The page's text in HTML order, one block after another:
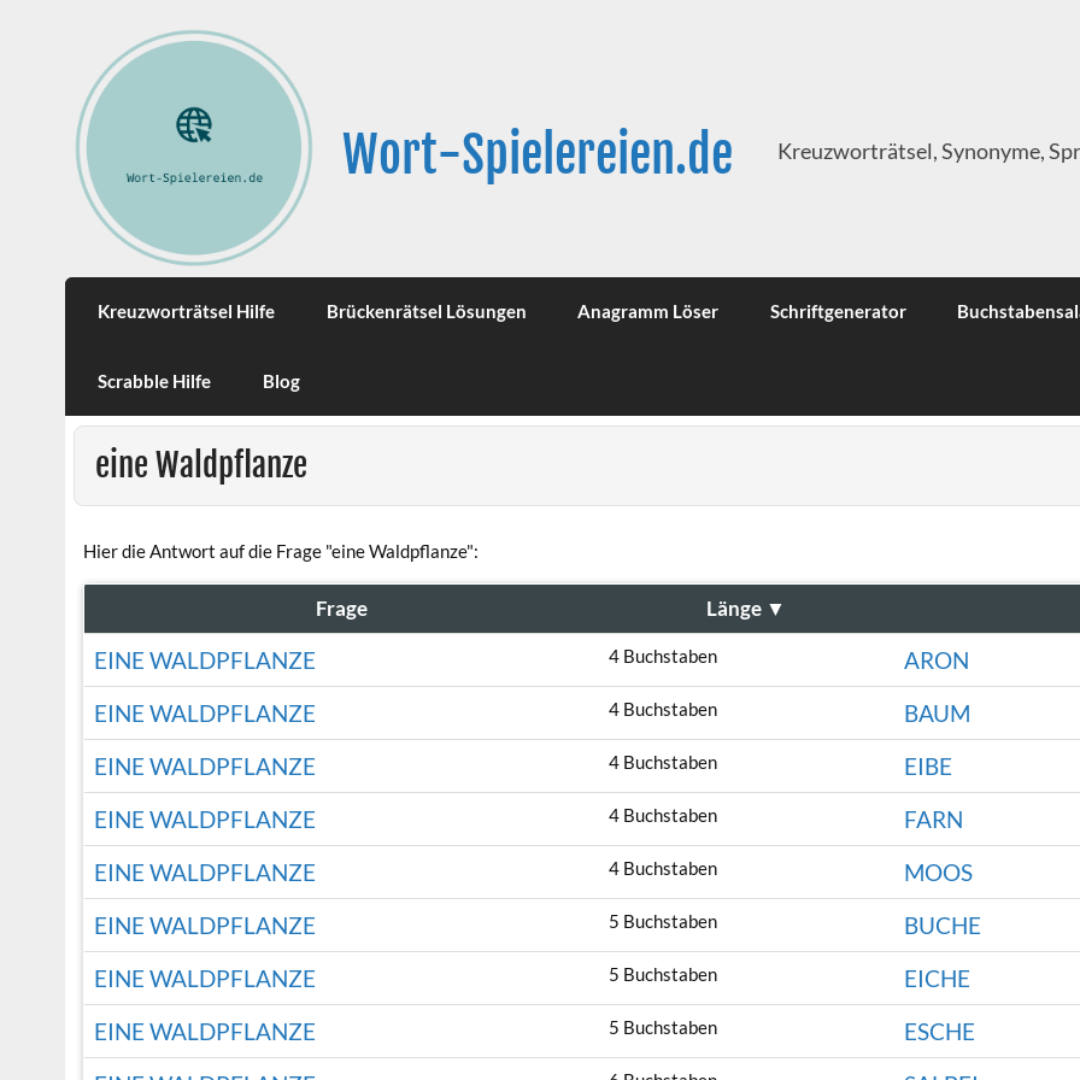
Wort-Spielereien.de Kreuzworträtsel, Synonyme,
Kreuzworträtsel Hilfe Brückenrätsel Lösungen Anagramm Löser Schriftgenerator
Scrabble Hilfe Blog
eine Waldpflanze
Hier die Antwort auf die Frage "eine Waldpflanze":
Frage Länge ▼
EINE WALDPFLANZE 4 Buchstaben
ARON
EINE WALDPFLANZE
4 Buchstaben
BAUM
EINE WALDPFLANZE
4 Buchstaben
EIBE
EINE WALDPFLANZE
4 Buchstaben
FARN
EINE WALDPFLANZE
4 Buchstaben
MOOS
EINE WALDPFLANZE
5 Buchstaben
BUCHE
EINE WALDPFLANZE
5 Buchstaben
EICHE
EINE WALDPFLANZE
5 Buchstaben
ESCHE